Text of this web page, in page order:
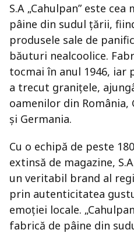
S.A „Cahulpan” este
pâine din sudul țării,
produsele sale de
băuturi nealcoolice.
tocmai în anul 1946, iar
a trecut granițele,
oamenilor din România,
și Germania.
Cu o echipă de peste
extinsă de magazine,
un veritabil brand al
prin autenticitatea
emoției locale.
fabrică de pâine din